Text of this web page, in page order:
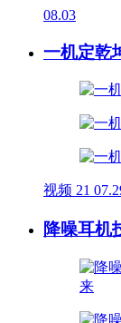
08.03
一机定乾
视频 21
降噪耳机